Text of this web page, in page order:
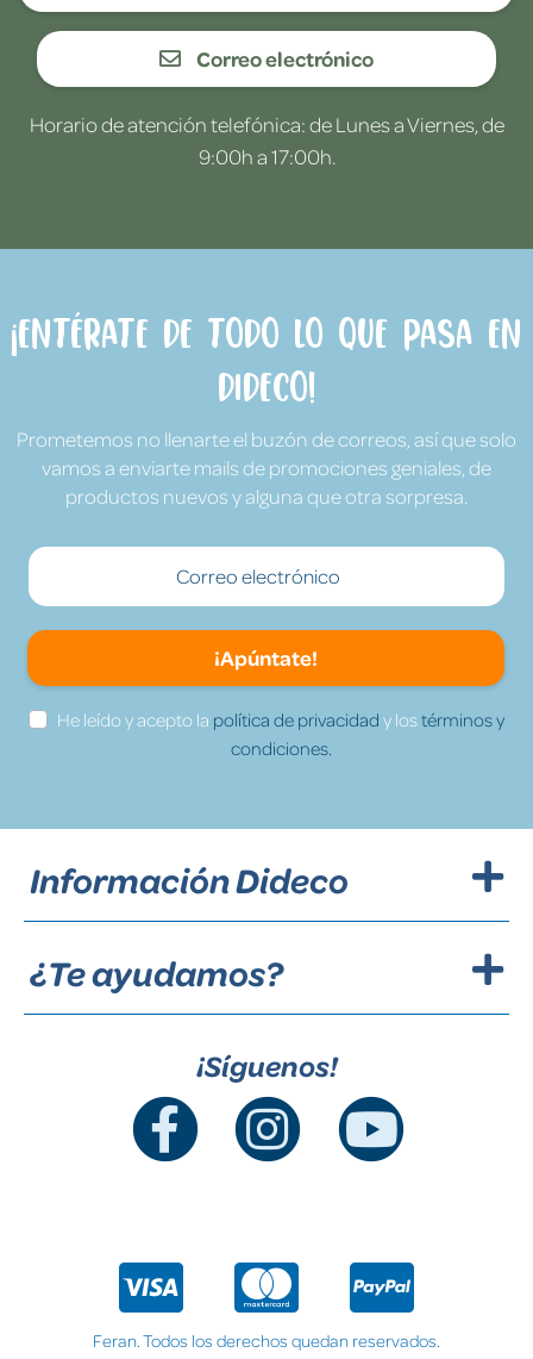
Correo electrónico
Horario de atención telefónica: de Lunes a Viernes, de
9:00h a 17:00h.
¡Entérate de todo lo que pasa en
Dideco!
Prometemos no llenarte el buzón de correos, así que solo
vamos a enviarte mails de promociones geniales, de
productos nuevos y alguna que otra sorpresa.
¡Apúntate!
He leído y acepto la política de privacidad y lostérminos y
condiciones.
Información Dideco
¿Te ayudamos?
¡Síguenos!
Feran. Todos los derechos quedan reservados.